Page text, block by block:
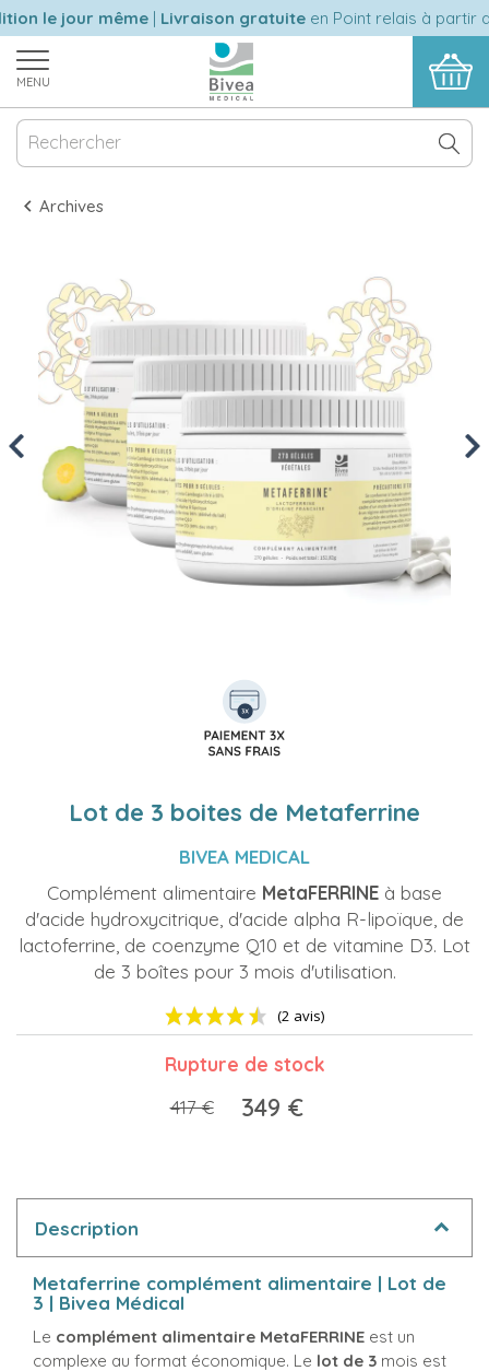
le jour même|Livraison gratuiteen Point relais à partir de
MENU
Archives
Previous
Lot de 3 boites de Metaferrine
BIVEA MEDICAL
Complément alimentaire MetaFERRINE à base
d'acide hydroxycitrique, d'acide alpha R-lipoïque, de
lactoferrine, de coenzyme Q10 et de vitamine D3. Lot
de 3 boîtes pour 3 mois d'utilisation.
(2 avis)
Rupture de stock
417 €
349 €
Description
Metaferrine complément alimentaire | Lot de
3 | Bivea Médical
Le complément alimentaire MetaFERRINE est un
complexe au format économique. Le lot de 3 mois est